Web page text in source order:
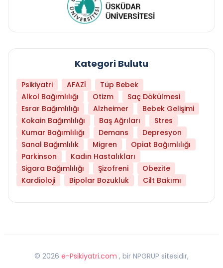
Kategori Bulutu
Psikiyatri AFAZİ
Tüp Bebek
Alkol Bağımlılığı
Otizm
Saç Dökülmesi
Esrar Bağımlılığı
Alzheimer
Bebek Gelişimi
Kokain Bağımlılığı
Baş Ağrıları
Stres
Kumar Bağımlılığı
Demans
Depresyon
Sanal Bağımlılık
Migren
Opiat Bağımlılığı
Parkinson
Kadın Hastalıkları
Sigara Bağımlılığı
Şizofreni
Obezite
Kardioloji
Bipolar Bozukluk Cilt Bakımı
© 2026 e-Psikiyatri.com , bir NPGRUP sitesidir,